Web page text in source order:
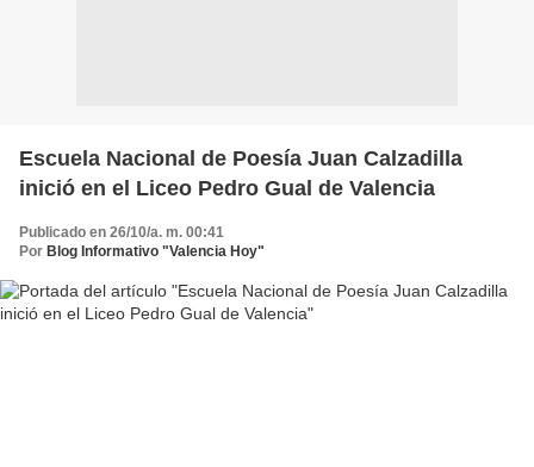
Escuela Nacional de Poesía Juan Calzadilla
inició en el Liceo Pedro Gual de Valencia
Publicado en 26/10/a. m. 00:41
Por Blog Informativo "Valencia Hoy"